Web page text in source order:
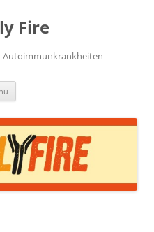
Fire
Autoimmunkrankheiten